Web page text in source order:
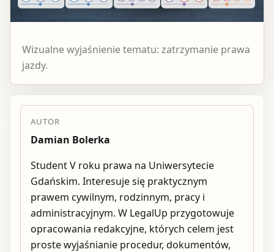
Wizualne wyjaśnienie tematu: zatrzymanie prawa
jazdy.
AUTOR
Damian Bolerka
Student V roku prawa na Uniwersytecie
Gdańskim. Interesuje się praktycznym
prawem cywilnym, rodzinnym, pracy i
administracyjnym. W LegalUp przygotowuje
opracowania redakcyjne, których celem jest
proste wyjaśnianie procedur, dokumentów,